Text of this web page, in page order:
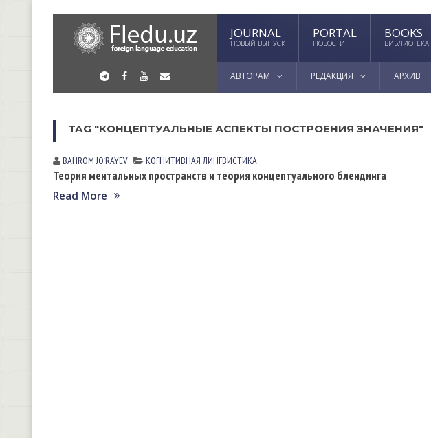
JOURNAL
НОВЫЙ ВЫПУСК
PORTAL
НОВОСТИ
BOOKS
БИБЛИОТЕКА
АВТОРАМ РЕДАКЦИЯ АРХИВ
TAG "КОНЦЕПТУАЛЬНЫЕ АСПЕКТЫ ПОСТРОЕНИЯ ЗНАЧЕНИЯ"
BAHROM JO‘RAYEV КОГНИТИВНАЯ ЛИНГВИСТИКА
Теория ментальных пространств и теория концептуального блендинга
Read More